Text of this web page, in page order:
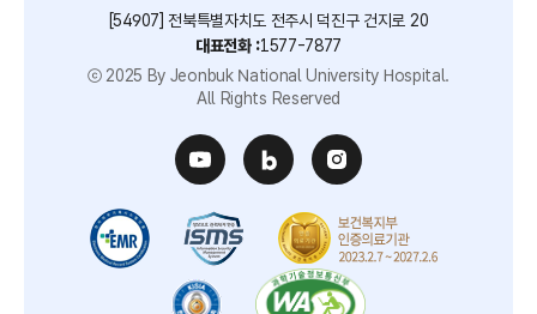
극대화)와 중질환 중심의 필수 의료 체계를 확립하고 호남 권역
의료 전달 체계의 혁신과 공공의료 발전을 이끄는 지역 책임 병원
JBUH 2030 비전을 선포하며 병원의 질적 성장을 도모하고 미래
의료를 대비하는 방향성을 제시하여 사람 중심의 스마트 의료를
선도하여 신뢰받는 글로컬 병원으로의 지속적인 성장을 준비하고
(군산전북대학교병원 건립 심뇌혈관센터, 소화기센터,
지역응급의료센터, 스마트헬스케어센터 등 운영)를 통해 지역
주민들의 건강을 지키고 지역 사회의 의료 접근성을 높일 군산
[54907] 전북특별자치도 전주시 덕진구 건지로 20
대표전화 :1577-7877
ⓒ 2025 By Jeonbuk National University Hospital.
All Rights Reserved